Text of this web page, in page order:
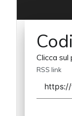
Clicca sul
RSS link